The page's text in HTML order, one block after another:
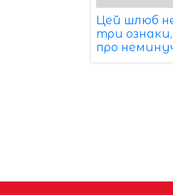
Цей шлюб
три
про